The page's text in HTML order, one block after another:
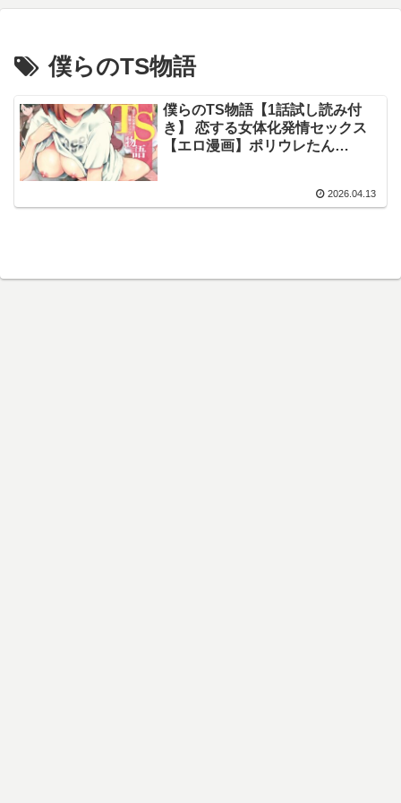
僕らのTS物語
僕らのTS物語【1話試し読み付
き】 恋する女体化発情セックス
【エロ漫画】ポリウレたん
2026.04.13